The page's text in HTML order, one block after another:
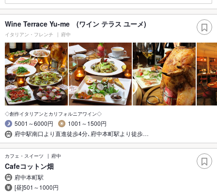
Wine Terrace Yu-me (ワイン テラス ユーメ)
イタリアン・フレンチ 府中
◇創作イタリアンとカリフォルニアワイン◇
5001～6000円
1001～1500円
府中駅南口より直進徒歩4分､府中本町駅より徒歩…
カフェ・スイーツ 府中
Cafeコットン畑
府中本町駅
[昼]501～1000円